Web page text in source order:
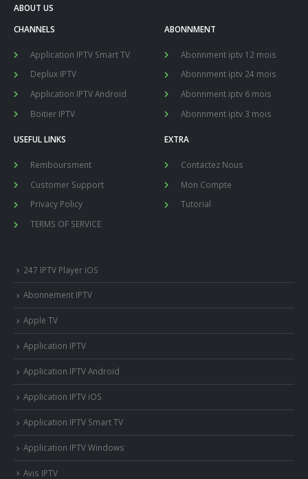
ABOUT US
CHANNELS
Application IPTV Smart TV
Deplux IPTV
Application IPTV Android
Boitier IPTV
ABONNMENT
Abonnment iptv 12 mois
Abonnment iptv 24 mois
Abonnment iptv 6 mois
Abonnment iptv 3 mois
USEFUL LINKS
Remboursment
Customer Support
Privacy Policy
TERMS OF SERVICE
EXTRA
Contactez Nous
Mon Compte
Tutorial
247 IPTV Player iOS
Abonnement IPTV
Apple TV
Application IPTV
Application IPTV Android
Application IPTV iOS
Application IPTV Smart TV
Application IPTV Windows
Avis IPTV